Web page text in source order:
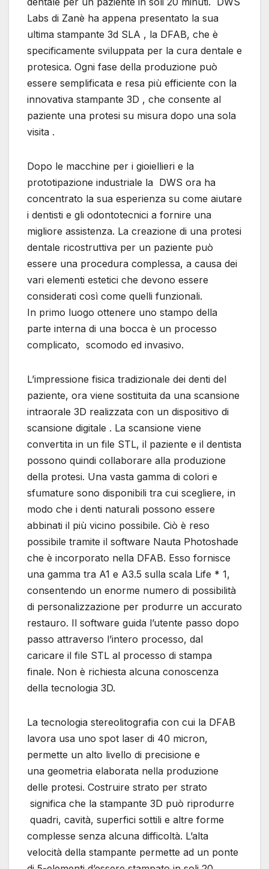
Labs di Zanè ha appena presentato la sua
ultima stampante 3d SLA , la DFAB, che è
specificamente sviluppata per la cura dentale e
protesica. Ogni fase della produzione può
essere semplificata e resa più efficiente con la
innovativa stampante 3D , che consente al
paziente una protesi su misura dopo una sola
visita .
Dopo le macchine per i gioiellieri e la
prototipazione industriale la DWS ora ha
concentrato la sua esperienza su come aiutare
i dentisti e gli odontotecnici a fornire una
migliore assistenza. La creazione di una protesi
dentale ricostruttiva per un paziente può
essere una procedura complessa, a causa dei
vari elementi estetici che devono essere
considerati così come quelli funzionali.
In primo luogo ottenere uno stampo della
parte interna di una bocca è un processo
complicato, scomodo ed invasivo.
L’impressione fisica tradizionale dei denti del
paziente, ora viene sostituita da una scansione
intraorale 3D realizzata con un dispositivo di
scansione digitale . La scansione viene
convertita in un file STL, il paziente e il dentista
possono quindi collaborare alla produzione
della protesi. Una vasta gamma di colori e
sfumature sono disponibili tra cui scegliere, in
modo che i denti naturali possono essere
abbinati il ​​più vicino possibile. Ciò è reso
possibile tramite il software Nauta Photoshade
che è incorporato nella DFAB. Esso fornisce
una gamma tra A1 e A3.5 sulla scala Life * 1,
consentendo un enorme numero di possibilità
di personalizzazione per produrre un accurato
restauro. Il software guida l’utente passo dopo
passo attraverso l’intero processo, dal
caricare il file STL al processo di stampa
finale. Non è richiesta alcuna conoscenza
della tecnologia 3D.
La tecnologia stereolitografia con cui la DFAB
lavora usa uno spot laser di 40 micron,
permette un alto livello di precisione e
una geometria elaborata nella produzione
delle protesi. Costruire strato per strato
significa che la stampante 3D può riprodurre
quadri, cavità, superfici sottili e altre forme
complesse senza alcuna difficoltà. L’alta
velocità della stampante permette ad un ponte